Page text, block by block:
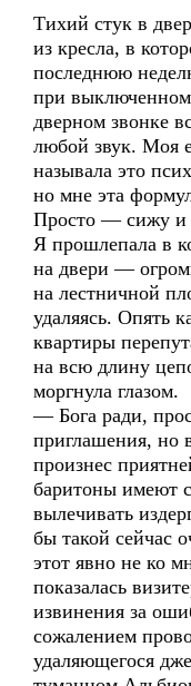
Тихий стук в
из кресла, в
последнюю
при
дверном звонке
любой звук. Моя
называла это
но мне эта
Просто — сижу и
Я прошлепала в
на двери —
на лестничной
удаляясь. Опять
квартиры
на всю длину
моргнула глазом.
— Бога ради,
приглашения, но
произнес
баритоны имеют
вылечивать
бы такой сейчас
этот явно не ко
показалась
извинения за
сожалением
удаляющегося